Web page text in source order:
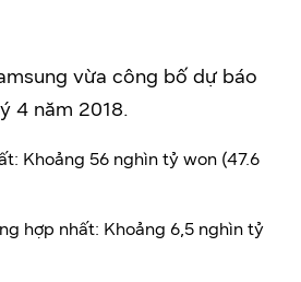
vừa công bố dự báo
4 năm 2018.
Khoảng 56 nghìn tỷ won (47.6
hợp nhất: Khoảng 6,5 nghìn tỷ